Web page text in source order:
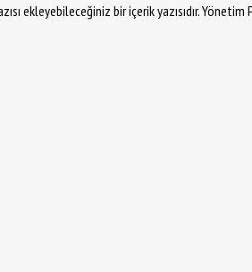
ekleyebileceğiniz bir içerik yazısıdır.